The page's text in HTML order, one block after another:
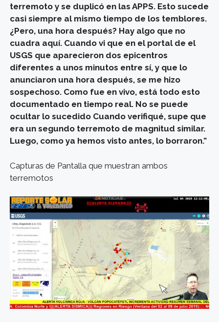
terremoto y se duplicó en las APPS. Esto sucede
casi siempre al mismo tiempo de los temblores.
¿Pero, una hora después? Hay algo que no
cuadra aquí. Cuando vi que en el portal de el
USGS que aparecieron dos epicentros
diferentes a unos minutos entre sí, y que lo
anunciaron una hora después, se me hizo
sospechoso. Como fue en vivo, está todo esto
documentado en tiempo real. No se puede
ocultar lo sucedido Cuando verifiqué, supe que
era un segundo terremoto de magnitud similar.
Luego, como ya hemos visto antes, lo borraron.”
Capturas de Pantalla que muestran ambos
terremotos